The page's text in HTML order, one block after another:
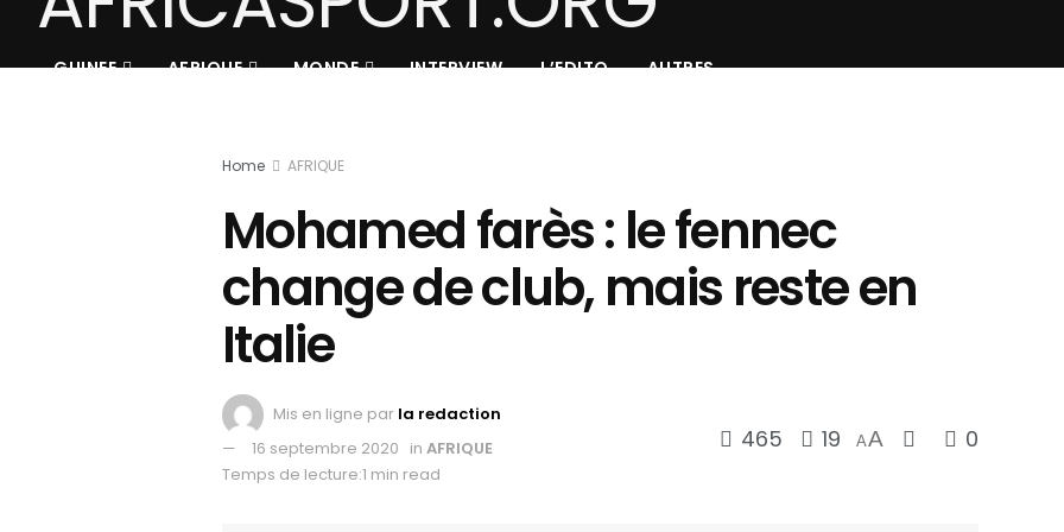
GUINEE AFRIQUE MONDE INTERVIEW L’EDITO AUTRES
Home AFRIQUE
Mohamed farès : le fennec
change de club, mais reste en
Italie
Mis en ligne par la redaction
16 septembre 2020 in AFRIQUE
Temps de lecture:1 min read
465 19 AA 0